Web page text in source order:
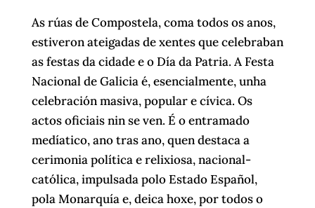
As rúas de Compostela, coma todos os anos,
estiveron ateigadas de xentes que celebraban
as festas da cidade e o Día da Patria. A Festa
Nacional de Galicia é, esencialmente, unha
celebración masiva, popular e cívica. Os
actos oficiais nin se ven. É o entramado
medíatico, ano tras ano, quen destaca a
cerimonia política e relixiosa, nacional-
católica, impulsada polo Estado Español,
pola Monarquía e, deica hoxe, por todos o